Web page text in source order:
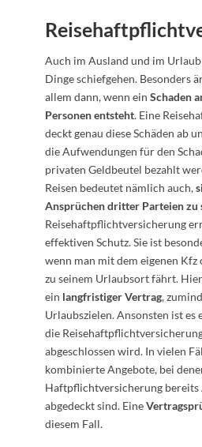
Auch im Ausland und im
Dinge schiefgehen. Besonders
allem dann, wenn ein Schaden
Personen entsteht. Eine
deckt genau diese Schäden ab
die Aufwendungen für den
privaten Geldbeutel bezahlt
Reisen bedeutet nämlich auch,
Ansprüchen dritter Parteien zu
Reisehaftpflichtversicherung
effektiven Schutz. Sie ist
wenn man mit dem eigenen
zu seinem Urlaubsort fährt.
ein langfristiger Vertrag,
Urlaubszielen. Ansonsten ist es
die
abgeschlossen wird. In vielen
kombinierte Angebote, bei
Haftpflichtversicherung bereits
abgedeckt sind. Eine
diesem Fall.